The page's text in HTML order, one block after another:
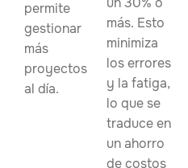
permite
gestionar
más
proyectos
al día.
más. Esto
minimiza
los errores
y la fatiga,
lo que se
traduce en
un ahorro
de costos